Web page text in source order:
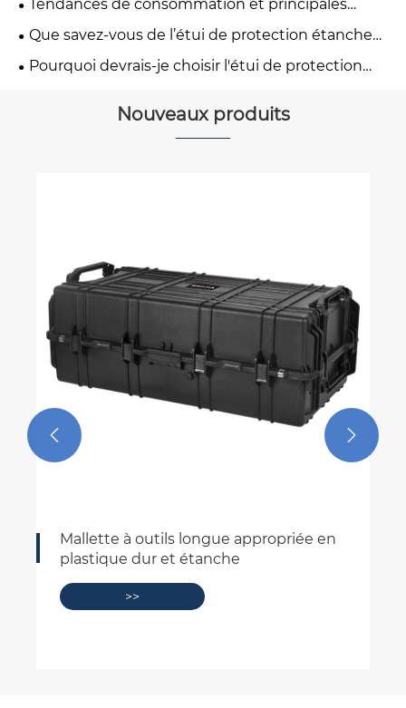
Tendances de consommation et principales
caractéristiques de la coque de protection
Que savez-vous de l’étui de protection étanche
pour chariot ?
Pourquoi devrais-je choisir l'étui de protection
Nouveaux produits
Boîtier d'équipement de boîte à outils
en plastique dur étanche IP67
>>
 